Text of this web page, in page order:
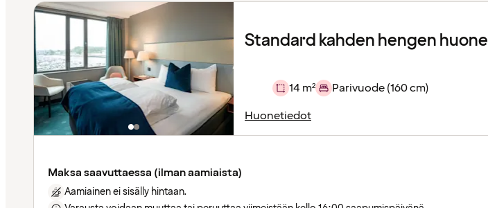
Standard kahden hengen huone
14 m²
Parivuode (160 cm)
Huonetiedot
Maksa saavuttaessa (ilman aamiaista)
Aamiainen ei sisälly hintaan.